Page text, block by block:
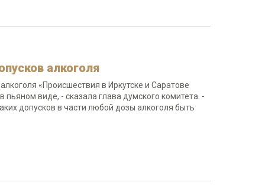
алкоголя
«Происшествия в Иркутске и Саратове
виде, - сказала глава думского комитета. -
допусков в части любой дозы алкоголя быть